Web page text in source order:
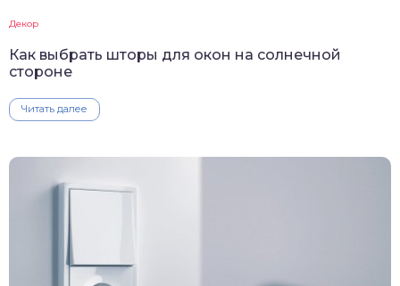
Декор
Как выбрать шторы для окон на солнечной
стороне
Читать далее